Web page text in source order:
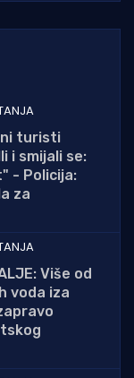
turisti
i smijali se:
- Policija:
za
Više od
voda iza